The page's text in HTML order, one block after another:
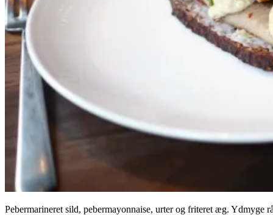
Pebermarineret sild, pebermayonnaise, urter og friteret æg. Ydmyge